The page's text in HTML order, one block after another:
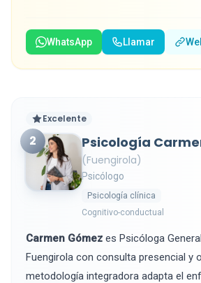
WhatsApp Llamar
Excelente
2 Psicología
(Fuengirola)
Psicólogo
Psicología clínica
Cognitivo-conductual
Carmen Gómez es Psicóloga
Fuengirola con consulta presencial y
metodología integradora adapta el